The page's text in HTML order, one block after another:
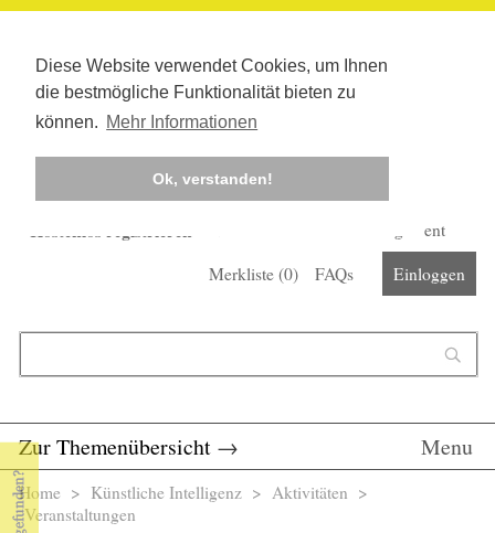
Diese Website verwendet Cookies, um Ihnen
die bestmögliche Funktionalität bieten zu
können. Mehr Informationen
Ok, verstanden!
Kostenlos registrieren
Corona-Management
Merkliste (0) FAQs Einloggen
Zur Themenübersicht → Menu
Sie sind hier
Home > Künstliche Intelligenz > Aktivitäten >
Veranstaltungen